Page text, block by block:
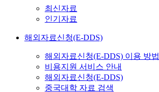
최신자료
인기자료
해외자료신청(E-DDS)
해외자료신청(E-DDS) 이용 방법
비용지원 서비스 안내
해외자료신청(E-DDS)
중국대학 자료 검색